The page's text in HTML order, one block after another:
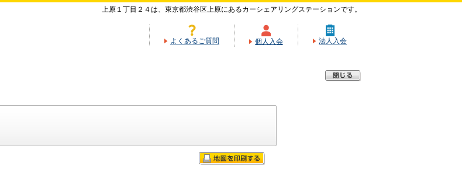
上原１丁目２４は、東京都渋谷区上原にあるカーシェアリングステーションです。
よくあるご質問 個人入会 法人入会